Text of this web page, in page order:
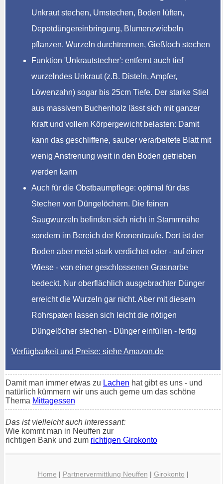
Unkraut stechen, Umstechen, Boden lüften,
Depotdüngereinbringung, Blumenzwiebeln
pflanzen, Wurzeln durchtrennen, Gießloch stechen
Funktion 'Unkrautstecher': entfernt auch tief
wurzelndes Unkraut (z.B. Disteln, Ampfer,
Löwenzahn) sogar bis 25cm Tiefe. Der starke Stiel
aus massivem Buchenholz lässt sich mit ganzer
Kraft und vollem Körpergewicht belasten: Damit
kann das geschliffene, sauber verarbeitete Blatt mit
wenig Anstrenung weit in den Boden getrieben
werden kann
Auch für die Obstbaumpflege: optimal für das
Stechen von Düngelöchern. Die feinen
Saugwurzeln befinden sich nicht in Stammnähe
sondern im Bereich der Kronentraufe. Dort ist der
Boden aber meist stark verdichtet oder - auf einer
Wiese - von einer geschlossenen Grasnarbe
bedeckt. Nur oberflächlich ausgebrachter Dünger
erreicht die Wurzeln gar nicht. Aber mit diesem
Rohrspaten lassen sich leicht die nötigen
Düngelöcher stechen - Dünger einfüllen - fertig
Verfügbarkeit und Preise: siehe Amazon.de
Damit man immer etwas zu Lachen hat gibt es uns - und
natürlich kümmern wir uns auch gerne um das schöne
Thema Mittagessen
Das ist vielleicht auch interessant:
Wie kommt man in Neuffen zur
richtigen Bank und zum richtigen Girokonto
Home | Partnervermittlung Neuffen | Girokonto |